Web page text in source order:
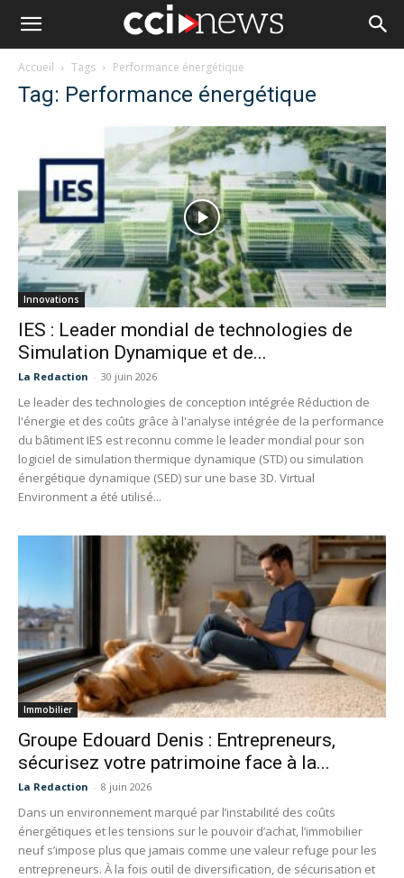
Accueil Tags Performance énergétique
Tag: Performance énergétique
Innovations
IES : Leader mondial de technologies de
Simulation Dynamique et de...
La Redaction - 30 juin 2026
Le leader des technologies de conception intégrée Réduction de
l'énergie et des coûts grâce à l'analyse intégrée de la performance
du bâtiment IES est reconnu comme le leader mondial pour son
logiciel de simulation thermique dynamique (STD) ou simulation
énergétique dynamique (SED) sur une base 3D. Virtual
Environment a été utilisé...
Immobilier
Groupe Edouard Denis : Entrepreneurs,
sécurisez votre patrimoine face à la...
La Redaction - 8 juin 2026
Dans un environnement marqué par l’instabilité des coûts
énergétiques et les tensions sur le pouvoir d’achat, l’immobilier
neuf s’impose plus que jamais comme une valeur refuge pour les
entrepreneurs. À la fois outil de diversification, de sécurisation et